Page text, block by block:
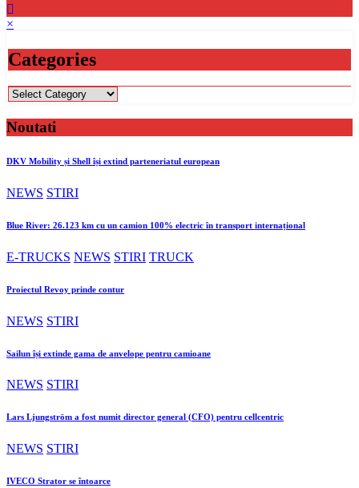
×
Categories
Categories
Noutati
DKV Mobility și Shell își extind parteneriatul european
NEWS STIRI
Blue River: 26.123 km cu un camion 100% electric în transport internațional
E-TRUCKS NEWS STIRI TRUCK
Proiectul Revoy prinde contur
NEWS STIRI
Sailun își extinde gama de anvelope pentru camioane
NEWS STIRI
Lars Ljungström a fost numit director general (CFO) pentru cellcentric
NEWS STIRI
IVECO Strator se întoarce